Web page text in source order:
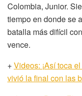
Colombia, Junior.
tiempo en donde se
batalla más difícil
vence.
+Videos: ¡Así toca
vivió la final con las